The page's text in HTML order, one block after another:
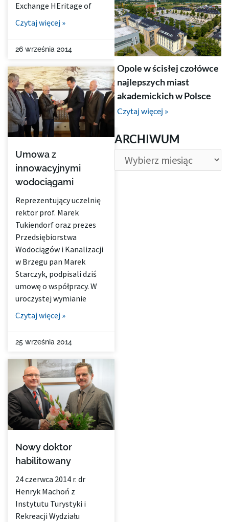
Exchange HEritage of
Czytaj więcej »
26 września 2014
Umowa z
innowacyjnymi
wodociągami
Reprezentujący uczelnię
rektor prof. Marek
Tukiendorf oraz prezes
Przedsiębiorstwa
Wodociągów i Kanalizacji
w Brzegu pan Marek
Starczyk, podpisali dziś
umowę o współpracy. W
uroczystej wymianie
Czytaj więcej »
25 września 2014
Nowy doktor
habilitowany
24 czerwca 2014 r. dr
Henryk Machoń z
Instytutu Turystyki i
Rekreacji Wydziału
Opole w ścisłej czołówce
najlepszych miast
akademickich w Polsce
Czytaj więcej »
ARCHIWUM
ARCHIWUM